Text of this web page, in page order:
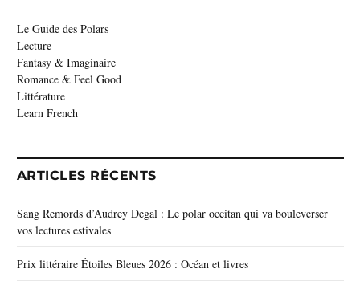
Le Guide des Polars
Lecture
Fantasy & Imaginaire
Romance & Feel Good
Littérature
Learn French
ARTICLES RÉCENTS
Sang Remords d’Audrey Degal : Le polar occitan qui va bouleverser
vos lectures estivales
Prix littéraire Étoiles Bleues 2026 : Océan et livres